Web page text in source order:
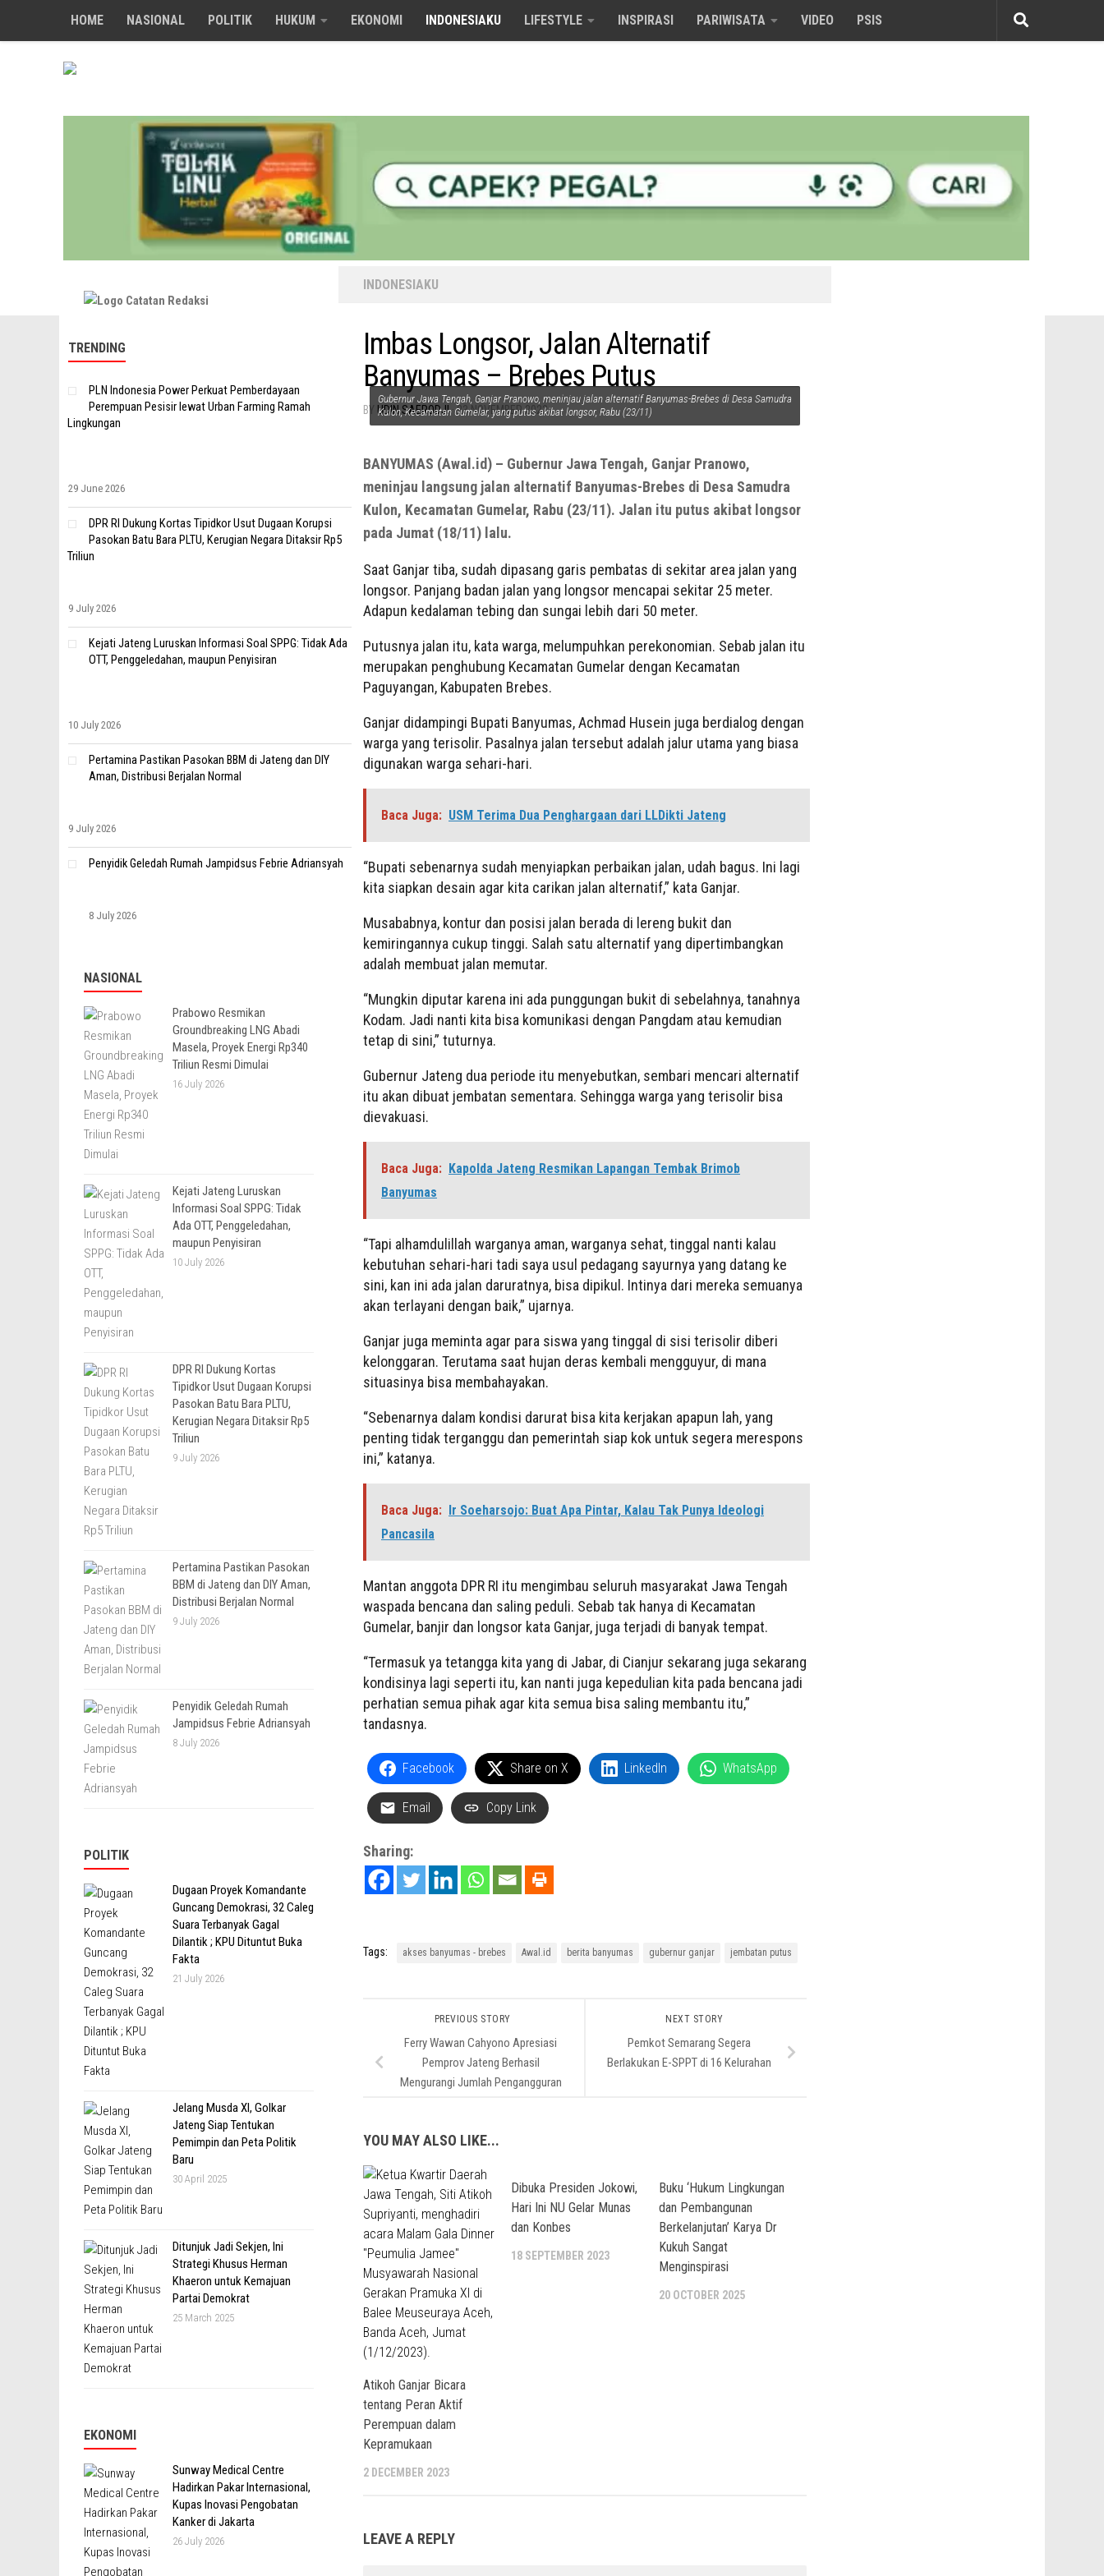
Skip to content
HOME NASIONAL POLITIK HUKUM EKONOMI INDONESIAKU LIFESTYLE INSPIRASI PARIWISATA VIDEO PSIS
INDONESIAKU
Imbas Longsor, Jalan Alternatif
Banyumas – Brebes Putus
BY UDIN SAERODJI ·23 NOVEMBER 2022
Gubernur Jawa Tengah, Ganjar Pranowo, meninjau jalan alternatif Banyumas-Brebes di Desa Samudra
Kulon, Kecamatan Gumelar, yang putus akibat longsor, Rabu (23/11)
BANYUMAS (Awal.id) – Gubernur Jawa Tengah, Ganjar Pranowo,
meninjau langsung jalan alternatif Banyumas-Brebes di Desa Samudra
Kulon, Kecamatan Gumelar, Rabu (23/11). Jalan itu putus akibat longsor
pada Jumat (18/11) lalu.
Saat Ganjar tiba, sudah dipasang garis pembatas di sekitar area jalan yang
longsor. Panjang badan jalan yang longsor mencapai sekitar 25 meter.
Adapun kedalaman tebing dan sungai lebih dari 50 meter.
Putusnya jalan itu, kata warga, melumpuhkan perekonomian. Sebab jalan itu
merupakan penghubung Kecamatan Gumelar dengan Kecamatan
Paguyangan, Kabupaten Brebes.
Ganjar didampingi Bupati Banyumas, Achmad Husein juga berdialog dengan
warga yang terisolir. Pasalnya jalan tersebut adalah jalur utama yang biasa
digunakan warga sehari-hari.
Baca Juga: USM Terima Dua Penghargaan dari LLDikti Jateng
“Bupati sebenarnya sudah menyiapkan perbaikan jalan, udah bagus. Ini lagi
kita siapkan desain agar kita carikan jalan alternatif,” kata Ganjar.
Musababnya, kontur dan posisi jalan berada di lereng bukit dan
kemiringannya cukup tinggi. Salah satu alternatif yang dipertimbangkan
adalah membuat jalan memutar.
“Mungkin diputar karena ini ada punggungan bukit di sebelahnya, tanahnya
Kodam. Jadi nanti kita bisa komunikasi dengan Pangdam atau kemudian
tetap di sini,” tuturnya.
Gubernur Jateng dua periode itu menyebutkan, sembari mencari alternatif
itu akan dibuat jembatan sementara. Sehingga warga yang terisolir bisa
dievakuasi.
Baca Juga: Kapolda Jateng Resmikan Lapangan Tembak Brimob
Banyumas
“Tapi alhamdulillah warganya aman, warganya sehat, tinggal nanti kalau
kebutuhan sehari-hari tadi saya usul pedagang sayurnya yang datang ke
sini, kan ini ada jalan daruratnya, bisa dipikul. Intinya dari mereka semuanya
akan terlayani dengan baik,” ujarnya.
Ganjar juga meminta agar para siswa yang tinggal di sisi terisolir diberi
kelonggaran. Terutama saat hujan deras kembali mengguyur, di mana
situasinya bisa membahayakan.
“Sebenarnya dalam kondisi darurat bisa kita kerjakan apapun lah, yang
penting tidak terganggu dan pemerintah siap kok untuk segera merespons
ini,” katanya.
Baca Juga: Ir Soeharsojo: Buat Apa Pintar, Kalau Tak Punya Ideologi
Pancasila
Mantan anggota DPR RI itu mengimbau seluruh masyarakat Jawa Tengah
waspada bencana dan saling peduli. Sebab tak hanya di Kecamatan
Gumelar, banjir dan longsor kata Ganjar, juga terjadi di banyak tempat.
“Termasuk ya tetangga kita yang di Jabar, di Cianjur sekarang juga sekarang
kondisinya lagi seperti itu, kan nanti juga kepedulian kita pada bencana jadi
perhatian semua pihak agar kita semua bisa saling membantu itu,”
tandasnya.
Facebook Share on X LinkedIn WhatsApp
Email Copy Link
Sharing:
Tags: akses banyumas - brebes Awal.id berita banyumas gubernur ganjar jembatan putus
NEXT STORY
Pemkot Semarang Segera
Berlakukan E-SPPT di 16 Kelurahan
PREVIOUS STORY
Ferry Wawan Cahyono Apresiasi
Pemprov Jateng Berhasil
Mengurangi Jumlah Pengangguran
YOU MAY ALSO LIKE...
Atikoh Ganjar Bicara
tentang Peran Aktif
Perempuan dalam
Kepramukaan
2 DECEMBER 2023
Dibuka Presiden Jokowi,
Hari Ini NU Gelar Munas
dan Konbes
18 SEPTEMBER 2023
Buku ‘Hukum Lingkungan
dan Pembangunan
Berkelanjutan’ Karya Dr
Kukuh Sangat
Menginspirasi
20 OCTOBER 2025
LEAVE A REPLY
TRENDING
PLN Indonesia Power Perkuat Pemberdayaan
Perempuan Pesisir lewat Urban Farming Ramah
Lingkungan
29 June 2026
DPR RI Dukung Kortas Tipidkor Usut Dugaan Korupsi
Pasokan Batu Bara PLTU, Kerugian Negara Ditaksir Rp5
Triliun
9 July 2026
Kejati Jateng Luruskan Informasi Soal SPPG: Tidak Ada
OTT, Penggeledahan, maupun Penyisiran
10 July 2026
Pertamina Pastikan Pasokan BBM di Jateng dan DIY
Aman, Distribusi Berjalan Normal
9 July 2026
Penyidik Geledah Rumah Jampidsus Febrie Adriansyah
8 July 2026
NASIONAL
Prabowo Resmikan
Groundbreaking LNG Abadi
Masela, Proyek Energi Rp340
Triliun Resmi Dimulai
16 July 2026
Kejati Jateng Luruskan
Informasi Soal SPPG: Tidak
Ada OTT, Penggeledahan,
maupun Penyisiran
10 July 2026
DPR RI Dukung Kortas
Tipidkor Usut Dugaan Korupsi
Pasokan Batu Bara PLTU,
Kerugian Negara Ditaksir Rp5
Triliun
9 July 2026
Pertamina Pastikan Pasokan
BBM di Jateng dan DIY Aman,
Distribusi Berjalan Normal
9 July 2026
Penyidik Geledah Rumah
Jampidsus Febrie Adriansyah
8 July 2026
POLITIK
Dugaan Proyek Komandante
Guncang Demokrasi, 32 Caleg
Suara Terbanyak Gagal
Dilantik ; KPU Dituntut Buka
Fakta
21 July 2026
Jelang Musda XI, Golkar
Jateng Siap Tentukan
Pemimpin dan Peta Politik
Baru
30 April 2025
Ditunjuk Jadi Sekjen, Ini
Strategi Khusus Herman
Khaeron untuk Kemajuan
Partai Demokrat
25 March 2025
EKONOMI
Sunway Medical Centre
Hadirkan Pakar Internasional,
Kupas Inovasi Pengobatan
Kanker di Jakarta
26 July 2026